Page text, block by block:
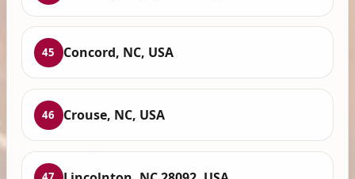
45 Concord, NC, USA
46 Crouse, NC, USA